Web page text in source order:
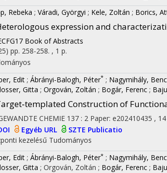
Rebeka ; Váradi, Györgyi ; Kele, Zoltán ; Borics,
expression and
Book of Abstracts
pp. 258-258. , 1 p.
Edit ; Ábrányi-Balogh, Péter* ; Nagymihály,
Gitta ; Orgován, Zoltán ; Bogár, Ferenc ;
Construction of
CHEMIE 137 : 2 Paper: e202410435 , 14
Egyéb URL
SZTE Publicatio
kezelésű Tudományos
Edit ; Ábrányi-Balogh, Péter* ; Nagymihály,
Gitta ; Orgován, Zoltán ; Bogár, Ferenc ;